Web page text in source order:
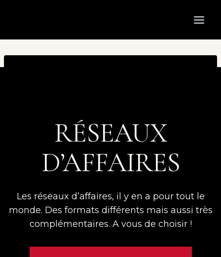
RÉSEAUX
D’AFFAIRES
Les réseaux d’affaires, il y en a pour tout le
monde. Des formats différents mais aussi très
complémentaires. A vous de choisir !